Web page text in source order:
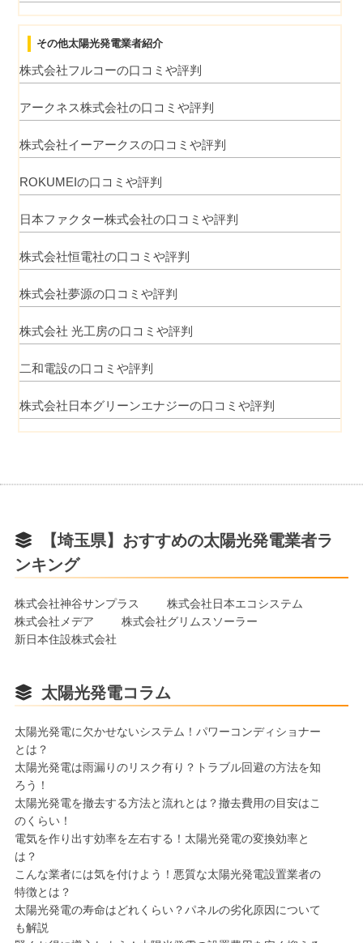
その他太陽光発電業者紹介
株式会社フルコーの口コミや評判
アークネス株式会社の口コミや評判
株式会社イーアークスの口コミや評判
ROKUMEIの口コミや評判
日本ファクター株式会社の口コミや評判
株式会社恒電社の口コミや評判
株式会社夢源の口コミや評判
株式会社 光工房の口コミや評判
二和電設の口コミや評判
株式会社日本グリーンエナジーの口コミや評判
【埼玉県】おすすめの太陽光発電業者ラ
ンキング
株式会社神谷サンプラス
株式会社日本エコシステム
株式会社メデア
株式会社グリムスソーラー
新日本住設株式会社
太陽光発電コラム
太陽光発電に欠かせないシステム！パワーコンディショナー
とは？
太陽光発電は雨漏りのリスク有り？トラブル回避の方法を知
ろう！
太陽光発電を撤去する方法と流れとは？撤去費用の目安はこ
のくらい！
電気を作り出す効率を左右する！太陽光発電の変換効率と
は？
こんな業者には気を付けよう！悪質な太陽光発電設置業者の
特徴とは？
太陽光発電の寿命はどれくらい？パネルの劣化原因について
も解説